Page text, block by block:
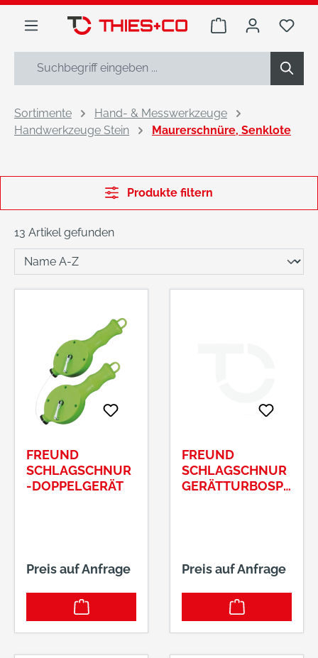
springen
Warenkorb Du
Sortimente
Hand- & Messwerkzeuge
Handwerkzeuge Stein
Maurerschnüre, Senklote
Produkte filtern
13 Artikel gefunden
FREUND
SCHLAGSCHNUR
-DOPPELGERÄT
Preis auf Anfrage
FREUND
SCHLAGSCHNUR
GERÄTTURBOSPE
Preis auf Anfrage